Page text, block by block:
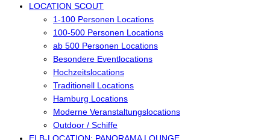
LOCATION SCOUT
1-100 Personen Locations
100-500 Personen Locations
ab 500 Personen Locations
Besondere Eventlocations
Hochzeitslocations
Traditionell Locations
Hamburg Locations
Moderne Veranstaltungslocations
Outdoor / Schiffe